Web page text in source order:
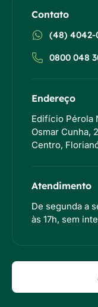
Contato
(48) 4042-
0800 048
Endereço
Edifício Pérola
Osmar Cunha,
Centro,
Atendimento
De segunda a
às 17h, sem